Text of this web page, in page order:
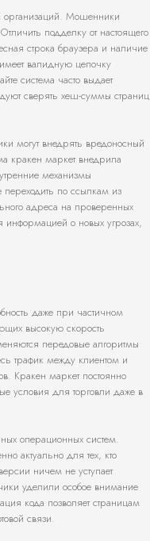
организаций. Мошенники
подделку от настоящего
строка браузера и наличие
валидную цепочку
система часто выдает
сверять хеш-суммы страниц
могут внедрять вредоносный
кракен маркет внедрила
механизмы
переходить по ссылкам из
адреса на проверенных
информацией о новых угрозах,
даже при частичном
высокую скорость
передовые алгоритмы
трафик между клиентом и
Кракен маркет постоянно
условия для торговли даже в
операционных систем.
актуально для тех, кто
ничем не уступает
уделили особое внимание
кода позволяет страницам
связи.